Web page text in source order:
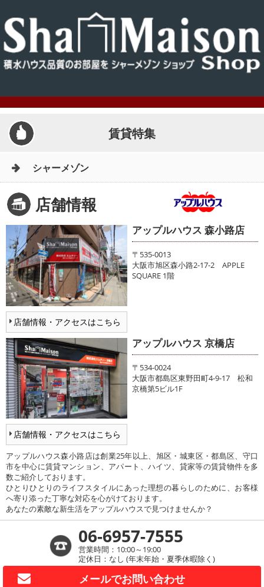
賃貸特集
シャーメゾン
店舗情報
店舗情報・アクセスはこちら
アップルハウス 森小路店
〒535-0013
大阪市旭区森小路2-17-2 APPLE
SQUARE 1階
店舗情報・アクセスはこちら
アップルハウス 京橋店
〒534-0024
大阪市都島区東野田町4-9-17 松和
京橋第5ビル1F
アップルハウス森小路店は創業25年以上、旭区・城東区・都島区、守口
市を中心に賃貸マンション、アパート、ハイツ、貸家等の賃貸物件を多
数ご紹介しております。
ひとりひとりのライフスタイルにあった理想の暮らしのために、お客様
へ寄り添った丁寧な対応を心がけております。
あなたの素敵な新生活をアップルハウスで見つけませんか？
06-6957-7555
営業時間：10:00～19:00
定休日：なし (年末年始・夏季休暇除く)
メールでお問い合わせ